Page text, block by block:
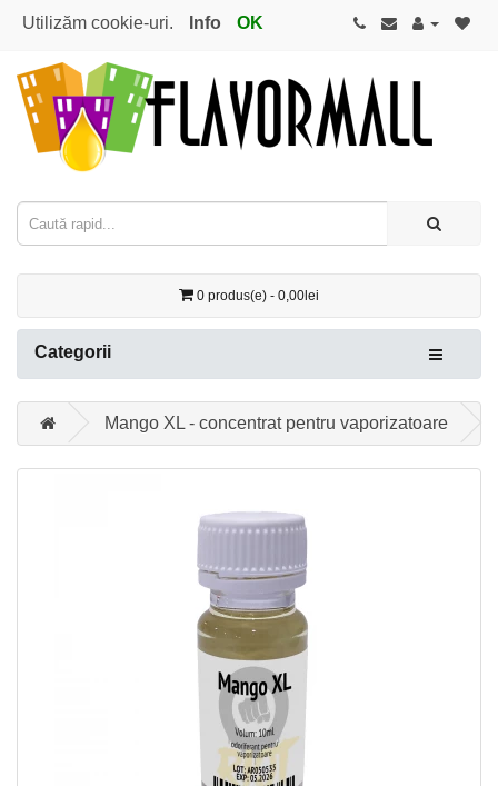
Utilizăm cookie-uri. Info OK
0 produs(e) - 0,00lei
Categorii
Mango XL - concentrat pentru vaporizatoare